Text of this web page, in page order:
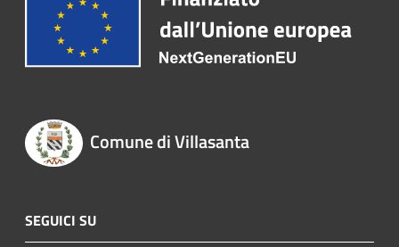
Comune di Villasanta
SEGUICI SU